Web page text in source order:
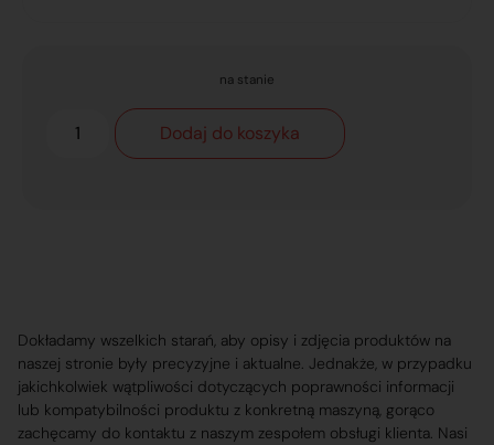
na stanie
Dodaj do koszyka
Dokładamy wszelkich starań, aby opisy i zdjęcia produktów na
naszej stronie były precyzyjne i aktualne. Jednakże, w przypadku
jakichkolwiek wątpliwości dotyczących poprawności informacji
lub kompatybilności produktu z konkretną maszyną, gorąco
zachęcamy do kontaktu z naszym zespołem obsługi klienta. Nasi